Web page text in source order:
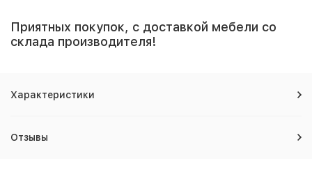
Приятных покупок, с доставкой мебели со
склада производителя!
Характеристики
Отзывы